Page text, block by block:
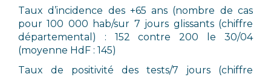
Taux d’incidence des +65 ans (nombre de cas
pour 100 000 hab/sur 7 jours glissants (chiffre
départemental) : 152 contre 200 le 30/04
(moyenne HdF : 145)
Taux de positivité des tests/7 jours (chiffre